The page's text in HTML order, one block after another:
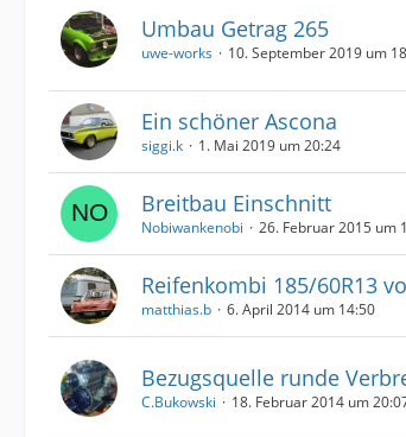
Umbau Getrag 265
uwe-works 10. September 2019 um
Ein schöner Ascona
siggi.k 1. Mai 2019 um 20:24
Breitbau Einschnitt
Nobiwankenobi 26. Februar 2015 um
Reifenkombi 185/60R13
matthias.b 6. April 2014 um 14:50
Bezugsquelle runde
C.Bukowski 18. Februar 2014 um